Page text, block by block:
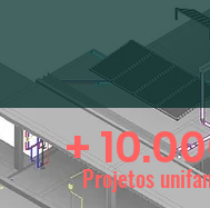
+Projetos